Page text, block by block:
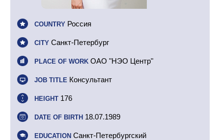
COUNTRY Россия
CITY Санкт-Петербург
PLACE OF WORK ОАО "НЭО Центр"
JOB TITLE Консультант
HEIGHT 176
DATE OF BIRTH 18.07.1989
EDUCATION Санкт-Петербургский